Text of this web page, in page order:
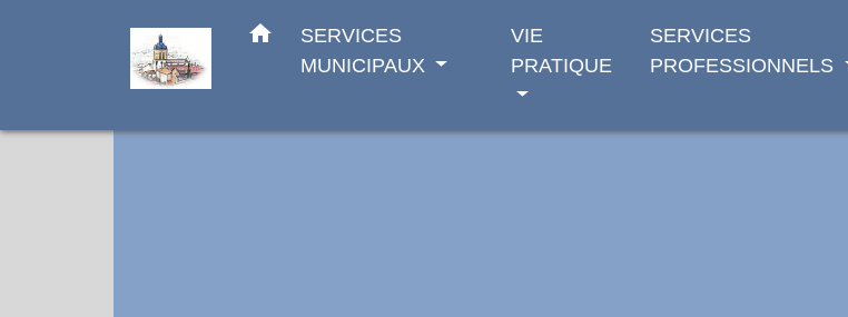
home
SERVICES
MUNICIPAUX
VIE
PRATIQUE
SERVICES
PROFESSIONNELS